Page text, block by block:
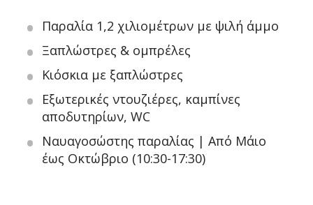
Παραλία 1,2 χιλιομέτρων με ψιλή άμμο
Ξαπλώστρες & ομπρέλες
Κιόσκια με ξαπλώστρες
Εξωτερικές ντουζιέρες, καμπίνες
αποδυτηρίων, WC
Ναυαγοσώστης παραλίας | Από Μάιο
έως Οκτώβριο (10:30-17:30)